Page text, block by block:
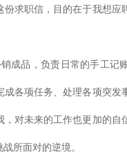
求职信，目的在于我想应
品，负责日常的手工记
各项任务、处理各项突发
对未来的工作也更加的自
所面对的逆境。